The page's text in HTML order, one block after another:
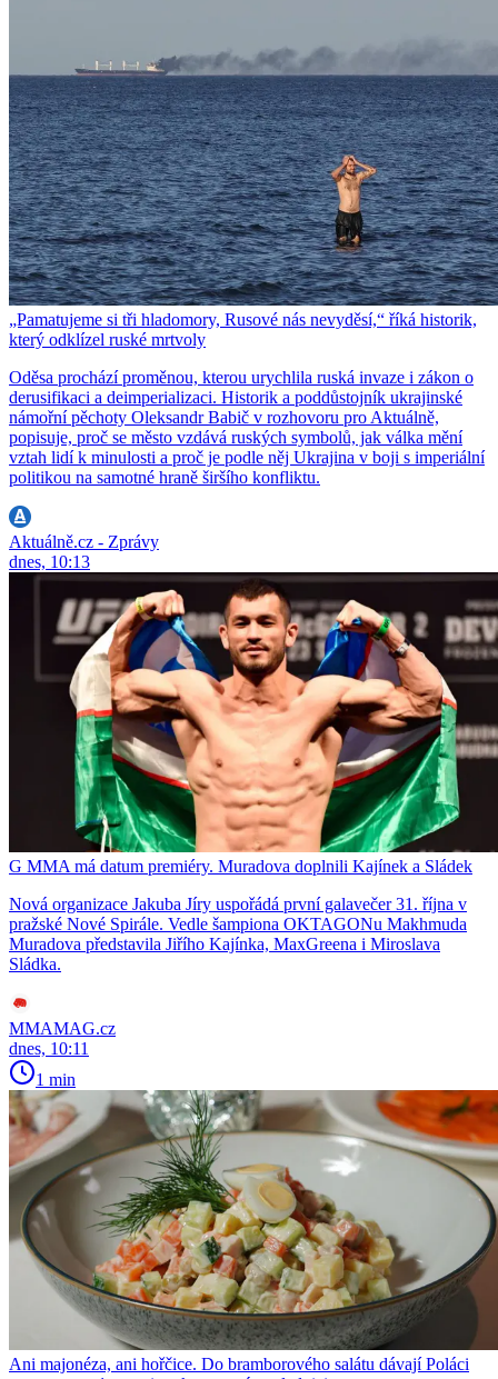
„Pamatujeme si tři hladomory, Rusové nás nevyděsí,“ říká historik,
který odklízel ruské mrtvoly
Oděsa prochází proměnou, kterou urychlila ruská invaze i zákon o
derusifikaci a deimperializaci. Historik a poddůstojník ukrajinské
námořní pěchoty Oleksandr Babič v rozhovoru pro Aktuálně,
popisuje, proč se město vzdává ruských symbolů, jak válka mění
vztah lidí k minulosti a proč je podle něj Ukrajina v boji s imperiální
politikou na samotné hraně širšího konfliktu.
Aktuálně.cz - Zprávy
dnes, 10:13
G MMA má datum premiéry. Muradova doplnili Kajínek a Sládek
Nová organizace Jakuba Jíry uspořádá první galavečer 31. října v
pražské Nové Spirále. Vedle šampiona OKTAGONu Makhmuda
Muradova představila Jiřího Kajínka, MaxGreena i Miroslava
Sládka.
MMAMAG.cz
dnes, 10:11
1 min
Ani majonéza, ani hořčice. Do bramborového salátu dávají Poláci